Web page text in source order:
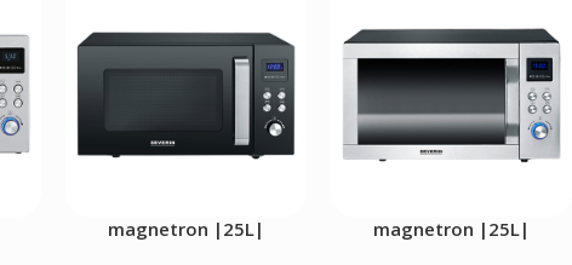
magnetron |25L| magnetron |25L|